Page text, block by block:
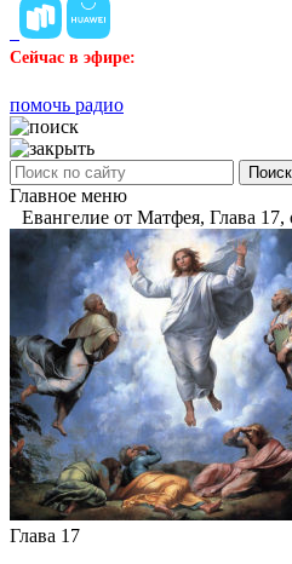
Сейчас в эфире:
помочь радио
Поиск
Главное меню
Евангелие от Матфея, Глава 17,
Глава 17